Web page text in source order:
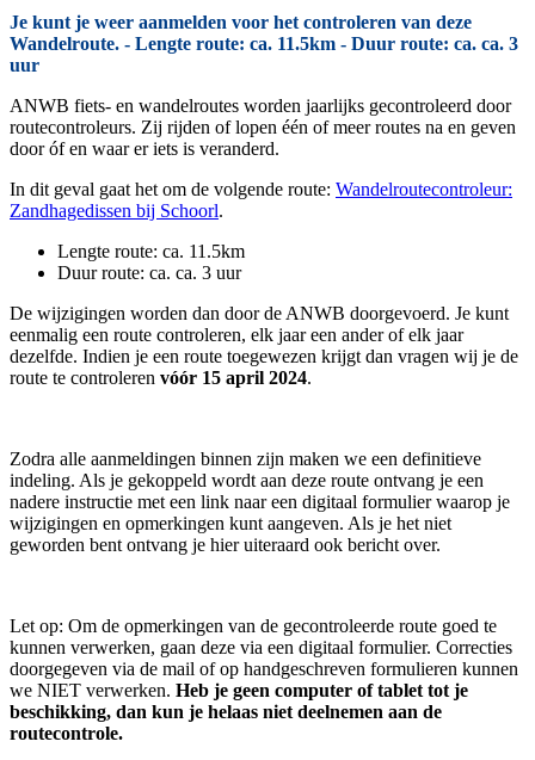
Je kunt je weer aanmelden voor het controleren van deze
Wandelroute. - Lengte route: ca. 11.5km - Duur route: ca. ca. 3
uur
ANWB fiets- en wandelroutes worden jaarlijks gecontroleerd door
routecontroleurs. Zij rijden of lopen één of meer routes na en geven
door óf en waar er iets is veranderd.
In dit geval gaat het om de volgende route: Wandelroutecontroleur:
Zandhagedissen bij Schoorl.
Lengte route: ca. 11.5km
Duur route: ca. ca. 3 uur
De wijzigingen worden dan door de ANWB doorgevoerd. Je kunt
eenmalig een route controleren, elk jaar een ander of elk jaar
dezelfde. Indien je een route toegewezen krijgt dan vragen wij je de
route te controleren vóór 15 april 2024.
Zodra alle aanmeldingen binnen zijn maken we een definitieve
indeling. Als je gekoppeld wordt aan deze route ontvang je een
nadere instructie met een link naar een digitaal formulier waarop je
wijzigingen en opmerkingen kunt aangeven. Als je het niet
geworden bent ontvang je hier uiteraard ook bericht over.
Let op: Om de opmerkingen van de gecontroleerde route goed te
kunnen verwerken, gaan deze via een digitaal formulier. Correcties
doorgegeven via de mail of op handgeschreven formulieren kunnen
we NIET verwerken. Heb je geen computer of tablet tot je
beschikking, dan kun je helaas niet deelnemen aan de
routecontrole.